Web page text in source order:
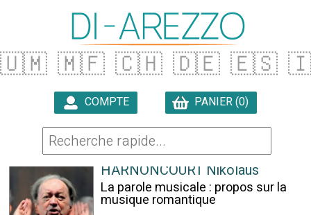
🇺🇲 🇲🇫 🇨🇭 🇩🇪 🇪🇸
COMPTE PANIER (0)
50 ARTICLES TROUVÉS
HARNONCOURT Nikolaus
La parole musicale : propos sur la
musique romantique